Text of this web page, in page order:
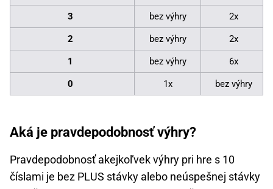
3 bez výhry 2x
2 bez výhry 2x
1 bez výhry 6x
0 1x bez výhry
Aká je pravdepodobnosť výhry?
Pravdepodobnosť akejkoľvek výhry pri hre s 10
číslami je bez PLUS stávky alebo neúspešnej stávky